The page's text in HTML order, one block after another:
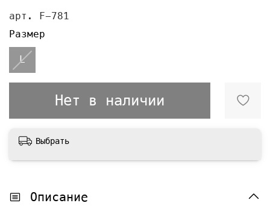
арт. F-781
Нет в наличии
Размер
L
Выбрать
Описание